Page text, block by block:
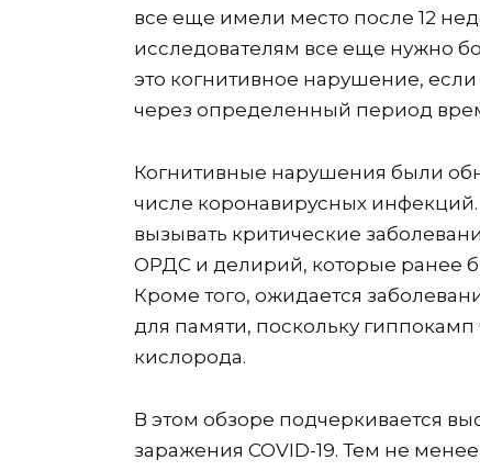
все еще имели место после 12
исследователям все еще нужно
это когнитивное нарушение,
через определенный период
Когнитивные нарушения были
числе коронавирусных инфекций.
вызывать критические
ОРДС и делирий, которые ранее
Кроме того, ожидается
для памяти, поскольку
кислорода.
В этом обзоре подчеркивается
заражения COVID-19. Тем не